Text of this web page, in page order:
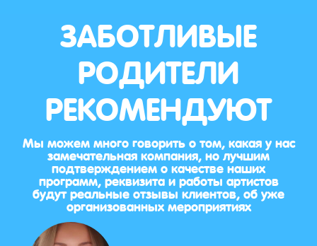
ЗАБОТЛИВЫЕ
РОДИТЕЛИ
РЕКОМЕНДУЮТ
Мы можем много говорить о том, какая у нас
замечательная компания, но лучшим
подтверждением о качестве наших
программ, реквизита и работы артистов
будут реальные отзывы клиентов, об уже
организованных мероприятиях